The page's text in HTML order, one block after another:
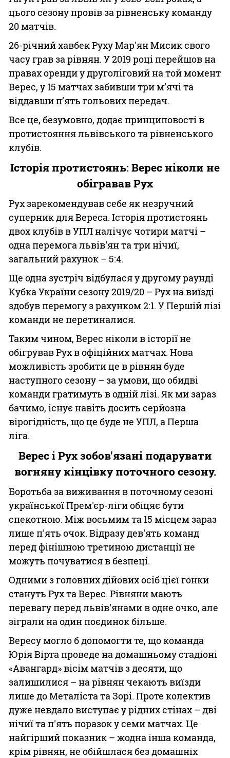
цього сезону провів за рівненську команду
20 матчів.
26-річний хавбек Руху Мар'ян Мисик свого
часу грав за рівнян. У 2019 році перейшов на
правах оренди у друголіговий на той момент
Верес, у 15 матчах забивши три м’ячі та
віддавши п’ять гольових передач.
Все це, безумовно, додає принциповості в
протистояння львівського та рівненського
клубів.
Історія протистоянь: Верес ніколи не
обігравав Рух
Рух зарекомендував себе як незручний
суперник для Вереса. Історія протистоянь
двох клубів в УПЛ налічує чотири матчі –
одна перемога львів'ян та три нічиї,
загальний рахунок – 5:4.
Ще одна зустріч відбулася у другому раунді
Кубка України сезону 2019/20 – Рух на виїзді
здобув перемогу з рахунком 2:1. У Першій лізі
команди не перетиналися.
Таким чином, Верес ніколи в історії не
обігрував Рух в офіційних матчах. Нова
можливість зробити це в рівнян буде
наступного сезону – за умови, що обидві
команди гратимуть в одній лізі. Як ми зараз
бачимо, існує навіть досить серйозна
вірогідність, що це буде не УПЛ, а Перша
ліга.
Верес і Рух зобов'язані подарувати
вогняну кінцівку поточного сезону.
Боротьба за виживання в поточному сезоні
української Прем'єр-ліги обіцяє бути
спекотною. Між восьмим та 15 місцем зараз
лише п'ять очок. Відразу дев'ять команд
перед фінішною третиною дистанції не
можуть почуватися в безпеці.
Одними з головних дійових осіб цієї гонки
стануть Рух та Верес. Рівняни мають
перевагу перед львів'янами в одне очко, але
зіграли на один поєдинок більше.
Вересу могло б допомогти те, що команда
Юрія Вірта проведе на домашньому стадіоні
«Авангард» вісім матчів з десяти, що
залишилися – на рівнян чекають виїзди
лише до Металіста та Зорі. Проте колектив
дуже невдало виступає у рідних стінах – дві
нічиї та п'ять поразок у семи матчах. Це
найгірший показник – жодна інша команда,
крім рівнян, не обійшлася без домашніх